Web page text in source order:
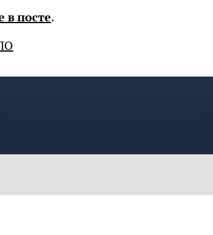
в посте.